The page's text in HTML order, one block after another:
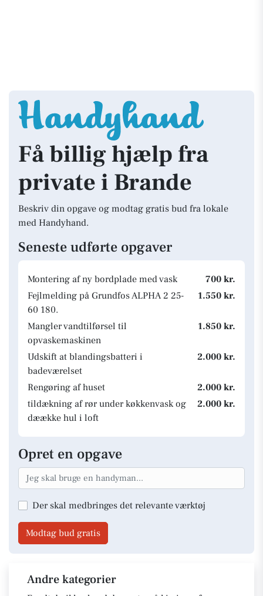
Få billig hjælp fra
private i Brande
Beskriv din opgave og modtag gratis bud fra lokale
med Handyhand.
Seneste udførte opgaver
Montering af ny bordplade med vask
700 kr.
Fejlmelding på Grundfos ALPHA 2 25-
60 180.
1.550 kr.
Mangler vandtilførsel til
opvaskemaskinen
1.850 kr.
Udskift at blandingsbatteri i
badeværelset
2.000 kr.
Rengøring af huset
2.000 kr.
tildækning af rør under køkkenvask og
dæække hul i loft
2.000 kr.
Opret en opgave
Der skal medbringes det relevante værktøj
Modtag bud gratis
Andre kategorier